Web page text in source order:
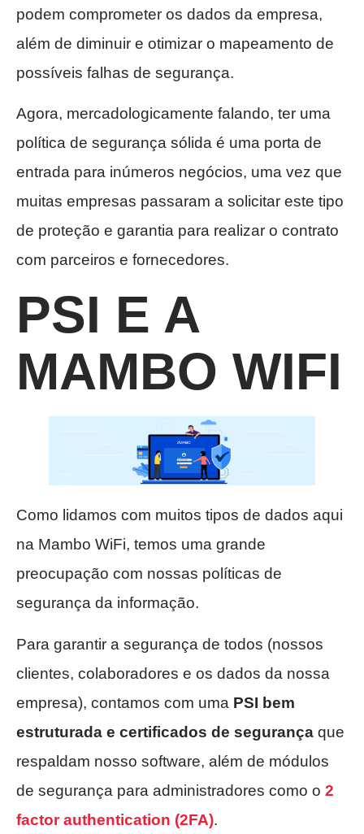
podem comprometer os dados da empresa,
além de diminuir e otimizar o mapeamento de
possíveis falhas de segurança.
Agora, mercadologicamente falando, ter uma
política de segurança sólida é uma porta de
entrada para inúmeros negócios, uma vez que
muitas empresas passaram a solicitar este tipo
de proteção e garantia para realizar o contrato
com parceiros e fornecedores.
PSI E A
MAMBO WIFI
Como lidamos com muitos tipos de dados aqui
na Mambo WiFi, temos uma grande
preocupação com nossas políticas de
segurança da informação.
Para garantir a segurança de todos (nossos
clientes, colaboradores e os dados da nossa
empresa), contamos com uma PSI bem
estruturada e certificados de segurança que
respaldam nosso software, além de módulos
de segurança para administradores como o 2
factor authentication (2FA).